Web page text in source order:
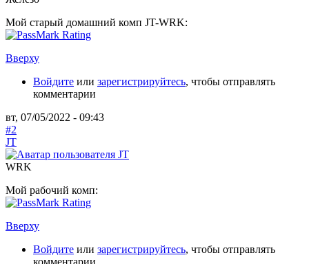
Мой старый домашний комп JT-WRK:
Вверху
Войдите или зарегистрируйтесь, чтобы отправлять
комментарии
вт, 07/05/2022 - 09:43
#2
JT
WRK
Мой рабочий комп:
Вверху
Войдите или зарегистрируйтесь, чтобы отправлять
комментарии